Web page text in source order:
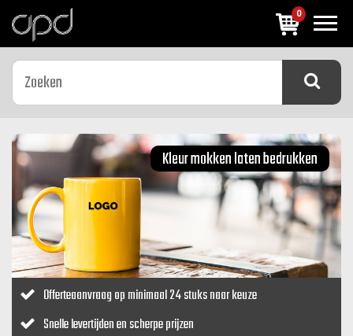
0
Previous
Next
Kleur mokken laten bedrukken
Offerteaanvraag op minimaal 24 stuks naar keuze
Snelle levertijden en scherpe prijzen